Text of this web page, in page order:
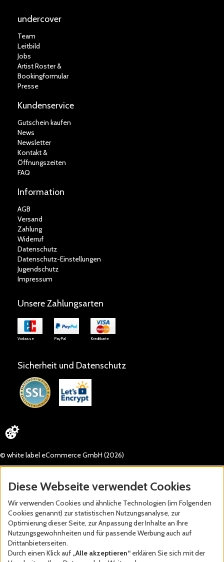
undercover
Team
Leitbild
Jobs
Artist Roster &
Bookingformular
Presse
Kundenservice
Gutschein kaufen
News
Newsletter
Kontakt &
Öffnungszeiten
FAQ
Information
AGB
Versand
Zahlung
Widerruf
Datenschutz
Datenschutz-Einstellungen
Jugendschutz
Impressum
Unsere Zahlungsarten
Vorkasse PayPal Kreditkarte
Sicherheit und Datenschutz
© white label eCommerce GmbH (2026)
Diese Webseite verwendet Cookies
Wir verwenden Cookies und ähnliche Technologien (im Folgenden
Cookies genannt) zur statistischen Nutzungsanalyse, zur
Optimierung dieser Seite, zur Anpassung der Inhalte an Ihre
Nutzungsgewohnheiten und für passende Werbung auch auf
Drittanbieterseiten.
Durch einen Klick auf „Alle akzeptieren“ erklären Sie sich mit der